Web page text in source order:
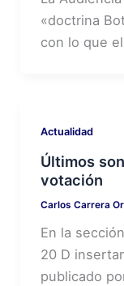
«doctrina
con lo que el
Actualidad
Últimos
votación
Carlos Carrera
En la
20 D
publicado